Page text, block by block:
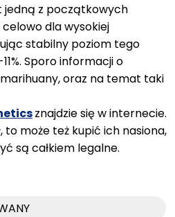
jedną z początkowych
dla wysokiej
stabilny poziom tego
Sporo informacji o
oraz na temat taki
znajdzie się w internecie.
to może też kupić ich nasiona,
są całkiem legalne.